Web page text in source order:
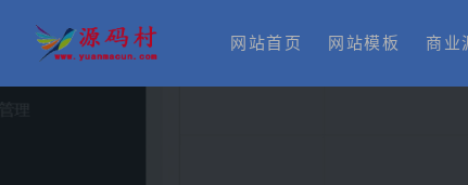
网站首页 网站模板 商业